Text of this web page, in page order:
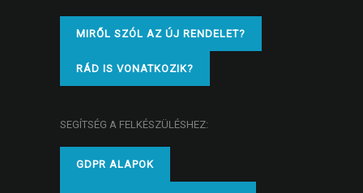
MIRŐL SZÓL AZ ÚJ RENDELET?
RÁD IS VONATKOZIK?
SEGÍTSÉG A FELKÉSZÜLÉSHEZ:
GDPR ALAPOK